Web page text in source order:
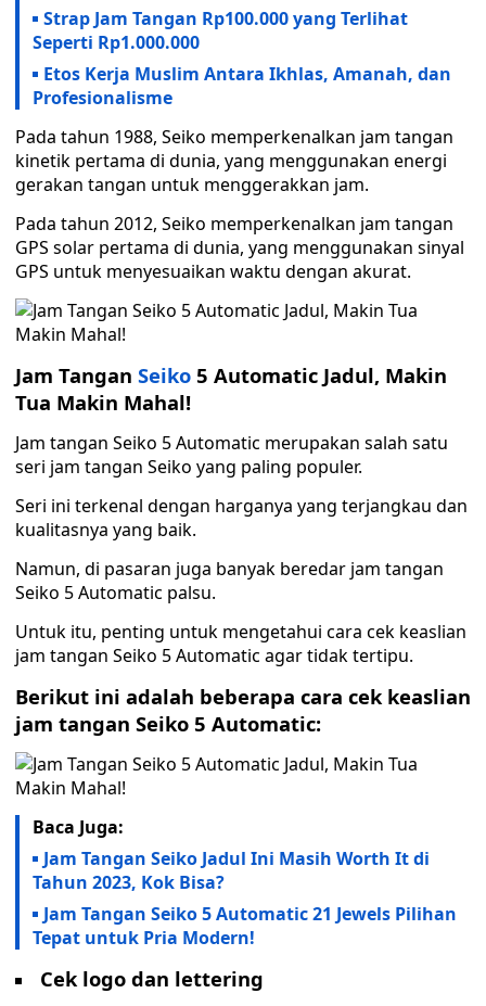
Strap Jam Tangan Rp100.000 yang Terlihat
Seperti Rp1.000.000
Etos Kerja Muslim Antara Ikhlas, Amanah, dan
Profesionalisme
Pada tahun 1988, Seiko memperkenalkan jam tangan
kinetik pertama di dunia, yang menggunakan energi
gerakan tangan untuk menggerakkan jam.
Pada tahun 2012, Seiko memperkenalkan jam tangan
GPS solar pertama di dunia, yang menggunakan sinyal
GPS untuk menyesuaikan waktu dengan akurat.
Jam Tangan Seiko 5 Automatic Jadul, Makin
Tua Makin Mahal!
Jam tangan Seiko 5 Automatic merupakan salah satu
seri jam tangan Seiko yang paling populer.
Seri ini terkenal dengan harganya yang terjangkau dan
kualitasnya yang baik.
Namun, di pasaran juga banyak beredar jam tangan
Seiko 5 Automatic palsu.
Untuk itu, penting untuk mengetahui cara cek keaslian
jam tangan Seiko 5 Automatic agar tidak tertipu.
Berikut ini adalah beberapa cara cek keaslian
jam tangan Seiko 5 Automatic:
Baca Juga:
Jam Tangan Seiko Jadul Ini Masih Worth It di
Tahun 2023, Kok Bisa?
Jam Tangan Seiko 5 Automatic 21 Jewels Pilihan
Tepat untuk Pria Modern!
Cek logo dan lettering